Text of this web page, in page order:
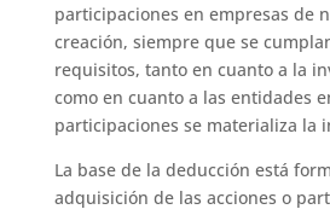
participaciones en empresas de
creación, siempre que se
requisitos, tanto en cuanto a la
como en cuanto a las entidades
participaciones se materializa la
La base de la deducción está
adquisición de las acciones o